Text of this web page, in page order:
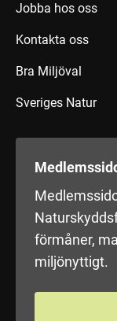
Jobba hos oss
Kontakta oss
Bra Miljöval
Sveriges Natur
förmåner,
miljönyttigt.